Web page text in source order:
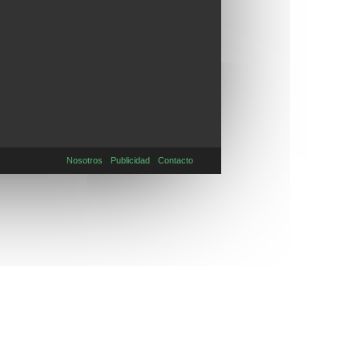
Nosotros Publicidad Contacto